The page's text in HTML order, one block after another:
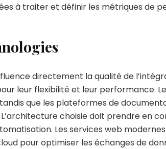
à traiter et définir les métriques de
directement la qualité de
leur flexibilité et leur performance.
que les plateformes de
choisie doit prendre en
Les services web
pour optimiser les échanges de